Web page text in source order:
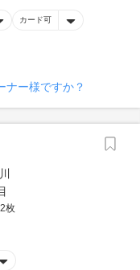
カード可
ナー様ですか？
2枚